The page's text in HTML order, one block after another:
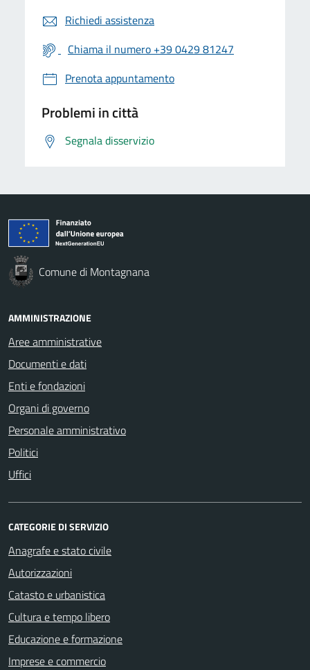
Richiedi assistenza
Chiama il numero +39 0429 81247
Prenota appuntamento
Problemi in città
Segnala disservizio
Comune di Montagnana
AMMINISTRAZIONE
Aree amministrative
Documenti e dati
Enti e fondazioni
Organi di governo
Personale amministrativo
Politici
Uffici
CATEGORIE DI SERVIZIO
Anagrafe e stato civile
Autorizzazioni
Catasto e urbanistica
Cultura e tempo libero
Educazione e formazione
Imprese e commercio